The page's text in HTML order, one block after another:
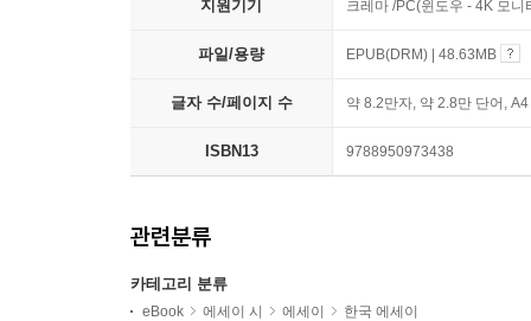
지원기기 크레마 /PC(윈도우 - 4K 모
파일/용량 EPUB(DRM) | 48.63MB
글자 수/페이지 수 약 8.2만자, 약 2.8만 단어,
ISBN13 9788950973438
관련분류
카테고리 분류
eBook 에세이 시 에세이 한국 에세이